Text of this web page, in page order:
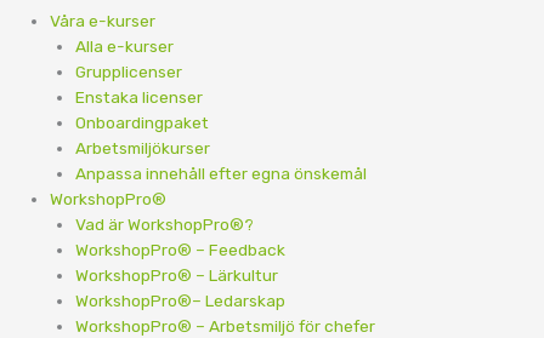
Våra e-kurser
Alla e-kurser
Grupplicenser
Enstaka licenser
Onboardingpaket
Arbetsmiljökurser
Anpassa innehåll efter egna önskemål
WorkshopPro®
Vad är WorkshopPro®?
WorkshopPro® – Feedback
WorkshopPro® – Lärkultur
WorkshopPro®– Ledarskap
WorkshopPro® – Arbetsmiljö för chefer